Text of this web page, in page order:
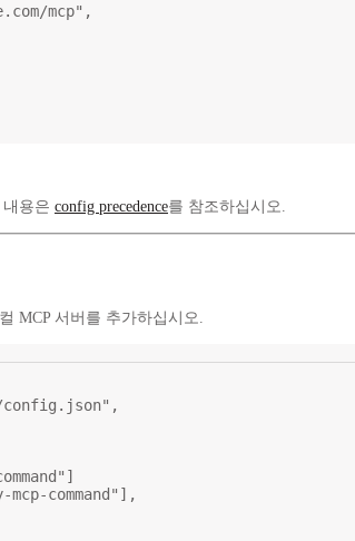
mcp" ,
용은 config precedence를 참조하십시오.
MCP 서버를 추가하십시오.
,
mcp-command" ],